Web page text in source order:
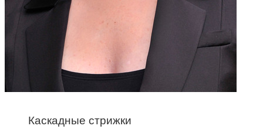
Каскадные стрижки